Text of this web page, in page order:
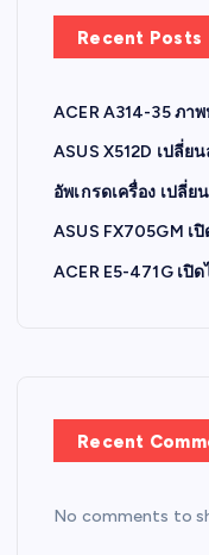
Recent Posts
ACER A314-35 ภา
ASUS X512D เปลี่ย
อัพเกรดเครื่อง เปลี่ย
ASUS FX705GM เ
ACER E5-471G เปิ
Recent
No comments to